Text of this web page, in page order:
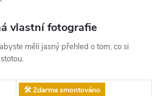
vlastní fotografie
měli jasný přehled o tom, co si
🛠️ Zdarma smontováno